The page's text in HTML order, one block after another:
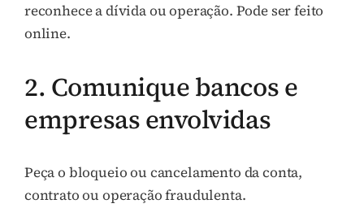
reconhece a dívida ou operação. Pode ser feito
online.
2. Comunique bancos e
empresas envolvidas
Peça o bloqueio ou cancelamento da conta,
contrato ou operação fraudulenta.